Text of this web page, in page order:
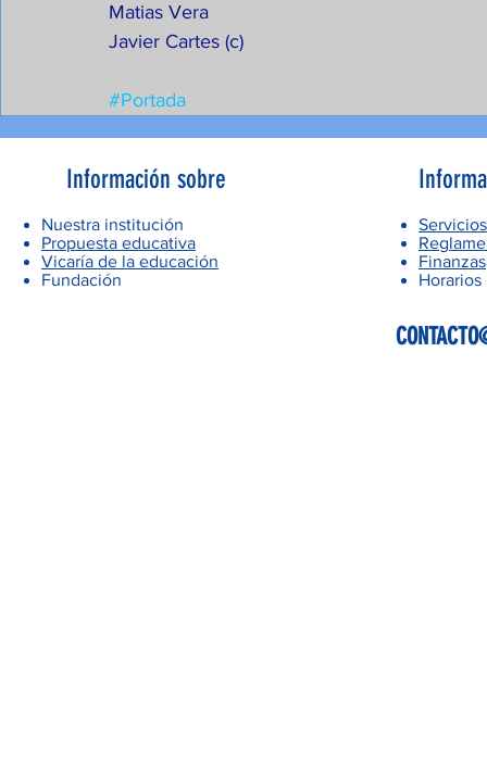
Matias Vera
Javier Cartes (c)
#Portada
Información sobre
Nuestra institución
Propuesta educativa
Vicaría de la educación
Fundación
Servicios
Finanzas
Horarios